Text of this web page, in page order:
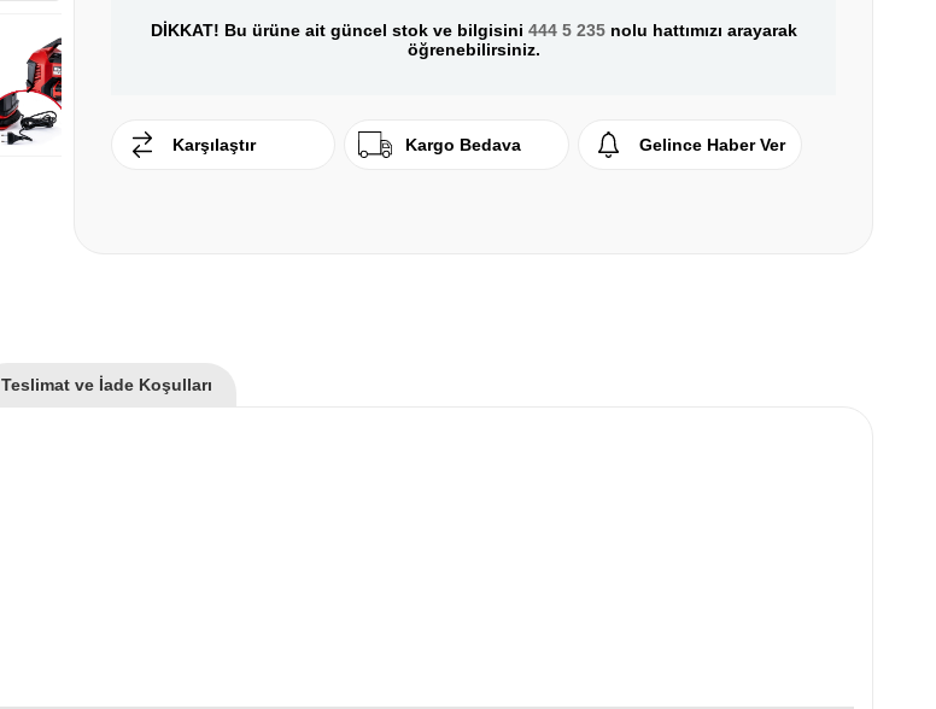
DİKKAT! Bu ürüne ait güncel stok ve bilgisini 444 5 235nolu hattımızı arayarak
öğrenebilirsiniz.
Karşılaştır Kargo Bedava Gelince Haber Ver
Teslimat ve İade Koşulları